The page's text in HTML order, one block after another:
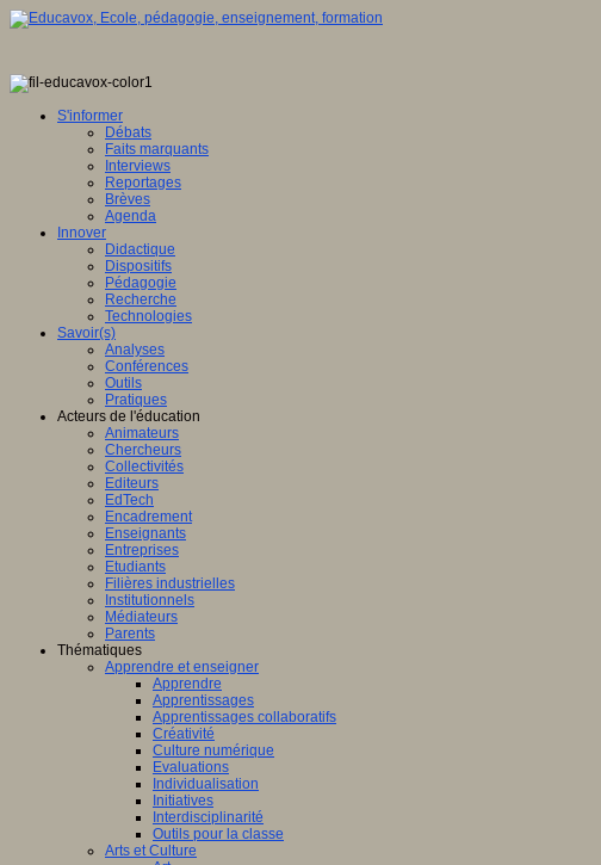
S'informer
Débats
Faits marquants
Interviews
Reportages
Brèves
Agenda
Innover
Didactique
Dispositifs
Pédagogie
Recherche
Technologies
Savoir(s)
Analyses
Conférences
Outils
Pratiques
Acteurs de l'éducation
Animateurs
Chercheurs
Collectivités
Editeurs
EdTech
Encadrement
Enseignants
Entreprises
Etudiants
Filières industrielles
Institutionnels
Médiateurs
Parents
Thématiques
Apprendre et enseigner
Apprendre
Apprentissages
Apprentissages collaboratifs
Créativité
Culture numérique
Evaluations
Individualisation
Initiatives
Interdisciplinarité
Outils pour la classe
Arts et Culture